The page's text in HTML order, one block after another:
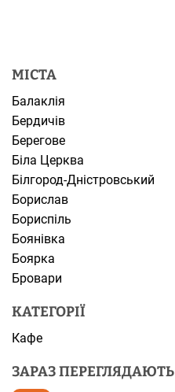
МІСТА
Балаклія
Бердичів
Берегове
Біла Церква
Білгород-Дністровський
Борислав
Бориспіль
Боянівка
Боярка
Бровари
КАТЕГОРІЇ
Кафе
ЗАРАЗ ПЕРЕГЛЯДАЮТЬ